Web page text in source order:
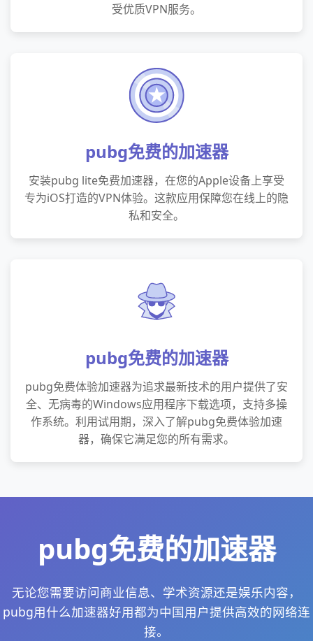
受优质VPN服务。
pubg免费的加速器
安装pubg lite免费加速器，在您的Apple设备上享受
专为iOS打造的VPN体验。这款应用保障您在线上的隐
私和安全。
pubg免费的加速器
pubg免费体验加速器为追求最新技术的用户提供了安
全、无病毒的Windows应用程序下载选项，支持多操
作系统。利用试用期，深入了解pubg免费体验加速
器，确保它满足您的所有需求。
pubg免费的加速器
无论您需要访问商业信息、学术资源还是娱乐内容，
pubg用什么加速器好用都为中国用户提供高效的网络连
接。